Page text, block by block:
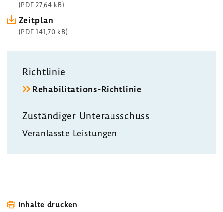
(PDF 27,64 kB)
Zeit­plan
(PDF 141,70 kB)
Richt­linie
Rehabilitations-​Richtlinie
Zustän­diger Unter­aus­schuss
Veran­lasste Leis­tungen
Inhalte drucken